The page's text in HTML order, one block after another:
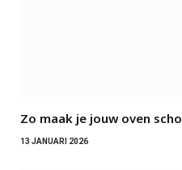
Zo maak je jouw oven
13 JANUARI 2026